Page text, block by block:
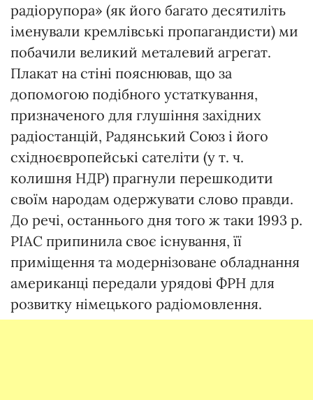
радіорупора» (як його багато десятиліть
іменували кремлівські пропагандисти) ми
побачили великий металевий агрегат.
Плакат на стіні пояснював, що за
допомогою подібного устаткування,
призначеного для глушіння західних
радіостанцій, Радянський Союз і його
східноєвропейські сателіти (у т. ч.
колишня НДР) прагнули перешкодити
своїм народам одержувати слово правди.
До речі, останнього дня того ж таки 1993 р.
РІАС припинила своє існування, її
приміщення та модернізоване обладнання
американці передали урядові ФРН для
розвитку німецького радіомовлення.